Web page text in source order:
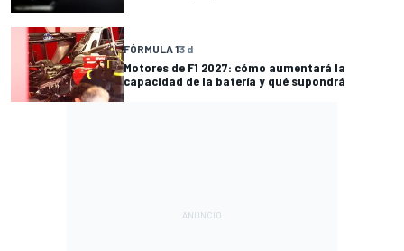
FÓRMULA 13 d
Motores de F1 2027: cómo aumentará la
capacidad de la batería y qué supondrá